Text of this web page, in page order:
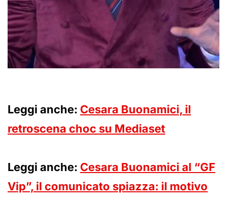
Leggi anche: Cesara Buonamici, il
retroscena choc su Mediaset
Leggi anche: Cesara Buonamici al “GF
Vip”, il comunicato spiazza: il motivo